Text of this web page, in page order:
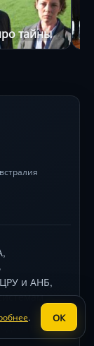
тайны
и АНБ,
. ОК